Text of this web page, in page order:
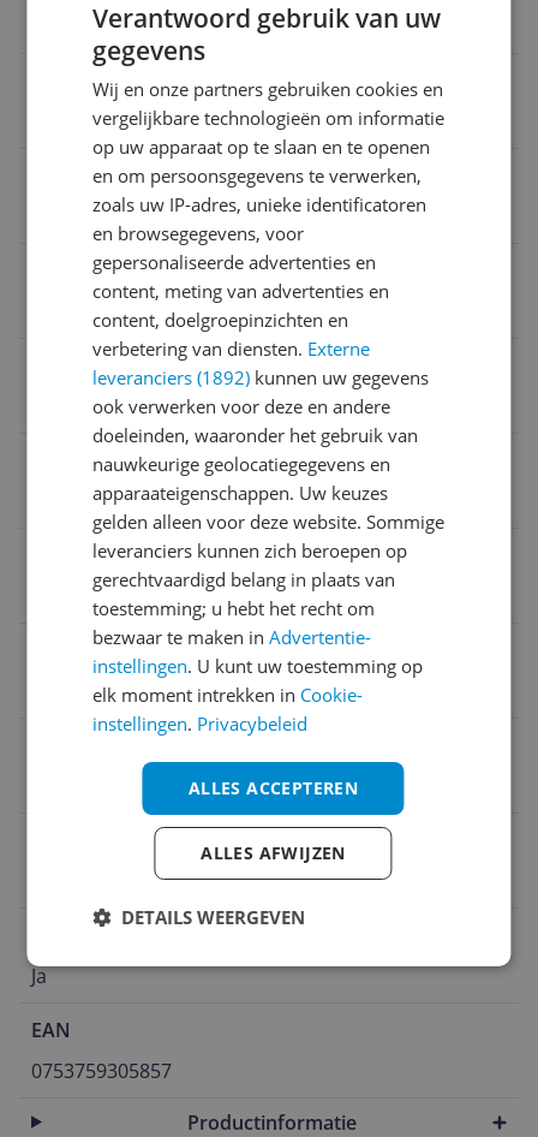
Verbindingstype
Bluetooth
Fabrieksgarantie termijn
Met kaartweergave
Type fietscomputer
Fietscomputer
Voedingstype
Oplaadbare batterij
Met Cadanssensor
Hartslagsensor
Draadloos
Ja
EAN
0753759305857
Productinformatie
Verantwoord gebruik van uw
gegevens
Wij en onze partners gebruiken cookies en
vergelijkbare technologieën om informatie
op uw apparaat op te slaan en te openen
en om persoonsgegevens te verwerken,
zoals uw IP-adres, unieke identificatoren
en browsegegevens, voor
gepersonaliseerde advertenties en
content, meting van advertenties en
content, doelgroepinzichten en
verbetering van diensten. Externe
leveranciers (1892) kunnen uw gegevens
ook verwerken voor deze en andere
doeleinden, waaronder het gebruik van
nauwkeurige geolocatiegegevens en
apparaateigenschappen. Uw keuzes
gelden alleen voor deze website. Sommige
leveranciers kunnen zich beroepen op
gerechtvaardigd belang in plaats van
toestemming; u hebt het recht om
bezwaar te maken inAdvertentie-
instellingen. U kunt uw toestemming op
elk moment intrekken in Cookie-
instellingen. Privacybeleid
ALLES ACCEPTEREN
ALLES AFWIJZEN
DETAILS WEERGEVEN